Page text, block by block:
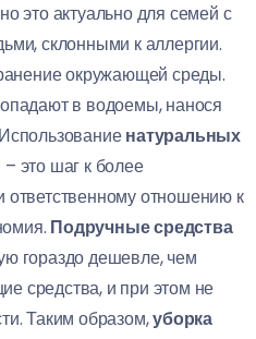
это актуально для семей с
склонными к аллергии.
окружающей среды.
в водоемы, нанося
натуральных
– это шаг к более
отношению к
Подручные средства
гораздо дешевле, чем
средства, и при этом не
Таким образом,уборка